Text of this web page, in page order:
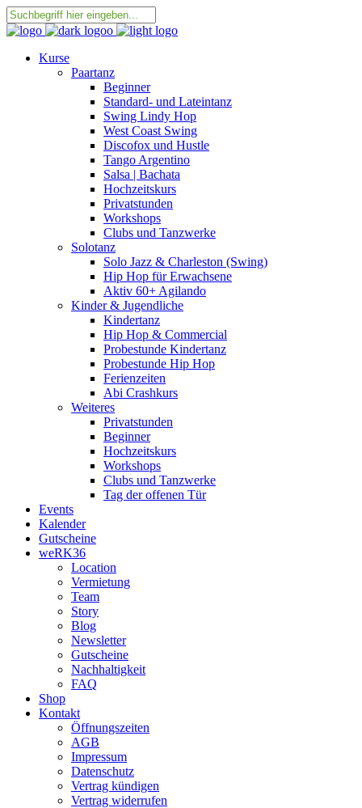
Kurse
Paartanz
Beginner
Standard- und Lateintanz
Swing Lindy Hop
West Coast Swing
Discofox und Hustle
Tango Argentino
Salsa | Bachata
Hochzeitskurs
Privatstunden
Workshops
Clubs und Tanzwerke
Solotanz
Solo Jazz & Charleston (Swing)
Hip Hop für Erwachsene
Aktiv 60+ Agilando
Kinder & Jugendliche
Kindertanz
Hip Hop & Commercial
Probestunde Kindertanz
Probestunde Hip Hop
Ferienzeiten
Abi Crashkurs
Weiteres
Privatstunden
Beginner
Hochzeitskurs
Workshops
Clubs und Tanzwerke
Tag der offenen Tür
Events
Kalender
Gutscheine
weRK36
Location
Vermietung
Team
Story
Blog
Newsletter
Gutscheine
Nachhaltigkeit
FAQ
Shop
Kontakt
Öffnungszeiten
AGB
Impressum
Datenschutz
Vertrag kündigen
Vertrag widerrufen